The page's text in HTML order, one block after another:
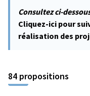
Consultez ci-
Cliquez-ici pour
réalisation des
84 propositions